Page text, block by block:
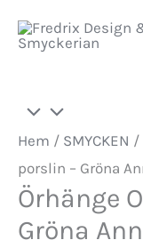
Hem / SMYCKEN /
porslin – Gröna
Örhänge
Gröna